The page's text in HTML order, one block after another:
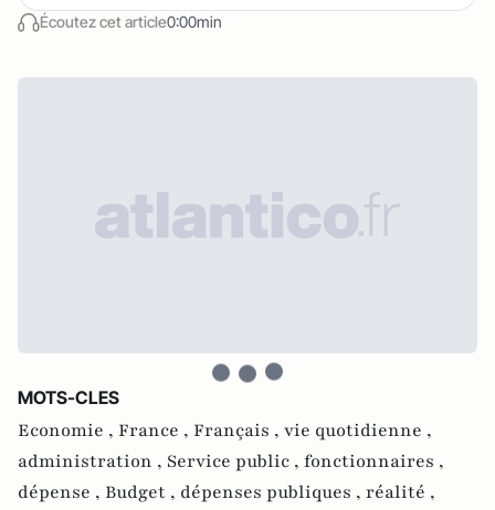
Écoutez cet article0:00min
MOTS-CLES
Economie , France , Français , vie quotidienne ,
administration , Service public , fonctionnaires ,
dépense , Budget , dépenses publiques , réalité ,